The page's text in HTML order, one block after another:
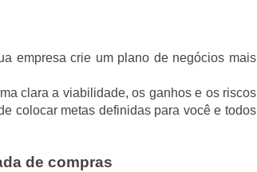
empresa crie um plano de negócios mais
clara a viabilidade, os ganhos e os riscos
colocar metas definidas para você e todos
de compras